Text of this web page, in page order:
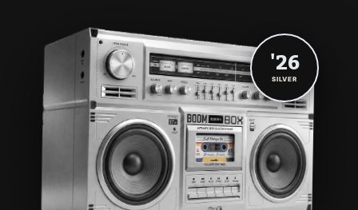
'26
SILVER